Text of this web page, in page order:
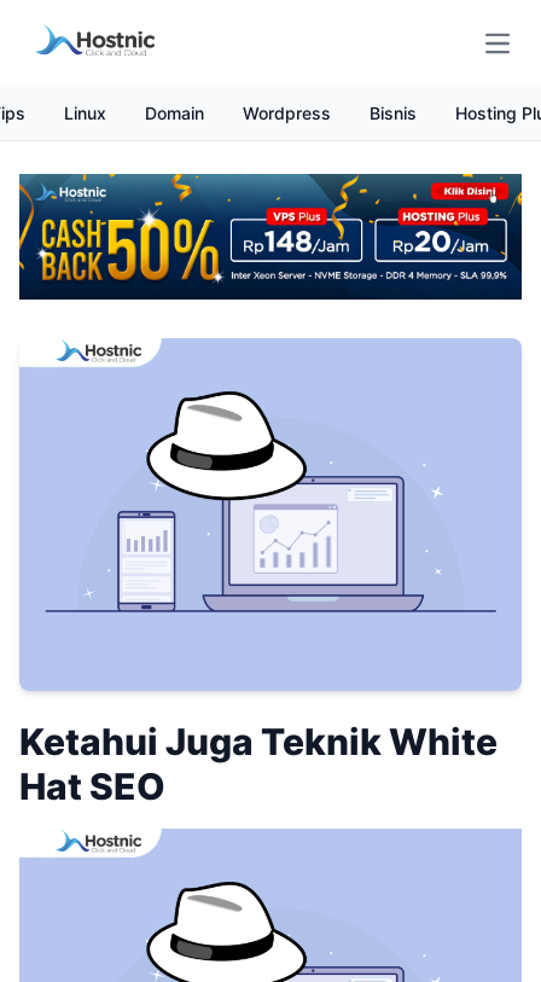
Linux Domain Wordpress Bisnis Hosting
Ketahui Juga Teknik White
Hat SEO